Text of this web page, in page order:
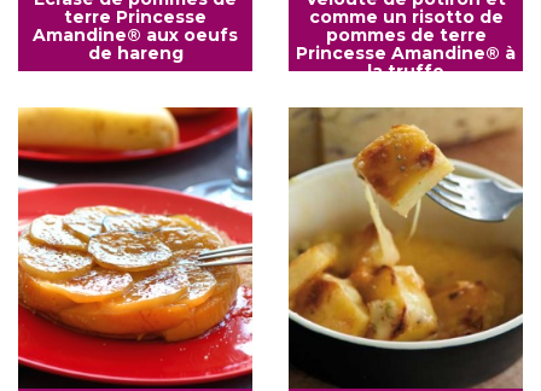
terre Princesse
Amandine® aux oeufs
de hareng
comme un risotto de
pommes de terre
Princesse Amandine® à
la truffe